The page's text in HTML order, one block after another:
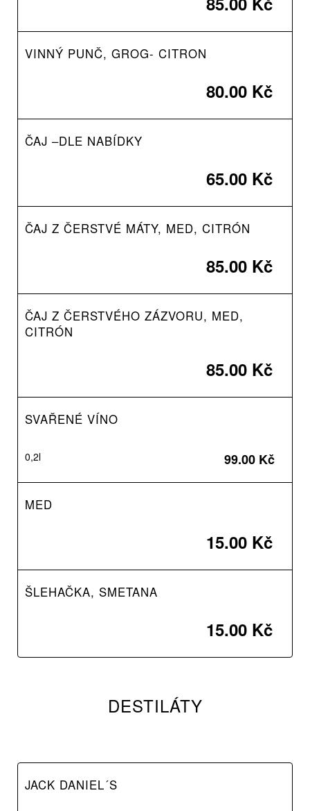
VINNÝ PUNČ, GROG- CITRON
80.00 Kč
ČAJ –DLE NABÍDKY
65.00 Kč
ČAJ Z ČERSTVÉ MÁTY, MED, CITRÓN
85.00 Kč
ČAJ Z ČERSTVÉHO ZÁZVORU, MED,
CITRÓN
85.00 Kč
SVAŘENÉ VÍNO
0,2l 99.00 Kč
MED
15.00 Kč
ŠLEHAČKA, SMETANA
15.00 Kč
DESTILÁTY
JACK DANIEL´S